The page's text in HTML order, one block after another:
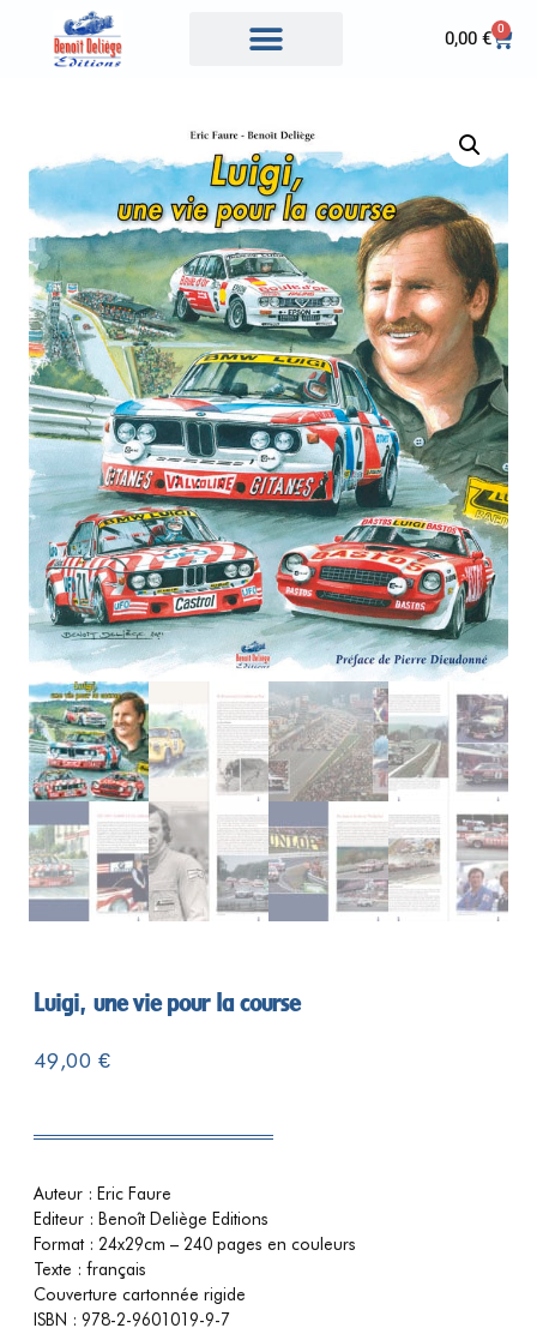
0,00€ 0
Luigi, une vie pour la course
49,00 €
Auteur : Eric Faure
Editeur : Benoît Deliège Editions
Format : 24x29cm – 240 pages en couleurs
Texte : français
Couverture cartonnée rigide
ISBN : 978-2-9601019-9-7